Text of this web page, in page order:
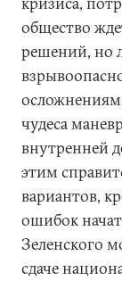
общество
решений, но
чудеса
внутренней
этим
вариантов,
ошибок
Зеленского
сдаче